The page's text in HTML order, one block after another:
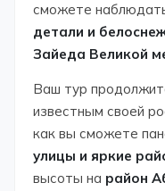
сможете
детали и
Зайеда Великой
Ваш тур
известным своей
как вы сможете
улицы и яркие
высоты на район